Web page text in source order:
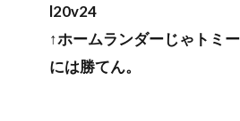
l20v24
↑ホームランダーじゃトミ
には勝てん。